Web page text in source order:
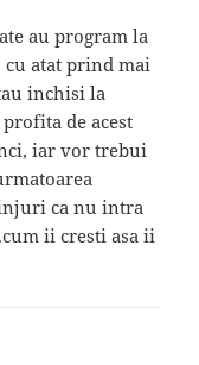
au program la
atat prind mai
inchisi la
de acest
iar vor trebui
ca nu intra
ii cresti asa ii